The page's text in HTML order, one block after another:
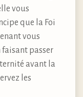
vous
que la Foi
vous
passer
avant la
les